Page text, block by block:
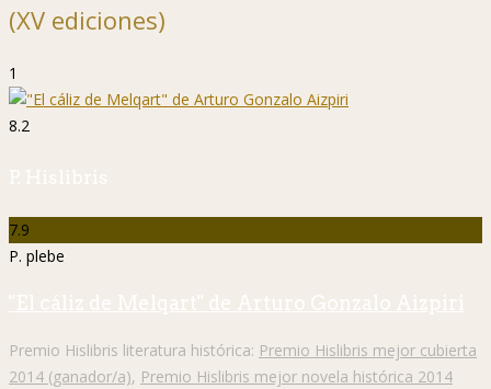
(XV ediciones)
1
8.2
P. Hislibris
7.9
P. plebe
"El cáliz de Melqart" de Arturo Gonzalo Aizpiri
Premio Hislibris literatura histórica: Premio Hislibris mejor cubierta
2014 (ganador/a), Premio Hislibris mejor novela histórica 2014